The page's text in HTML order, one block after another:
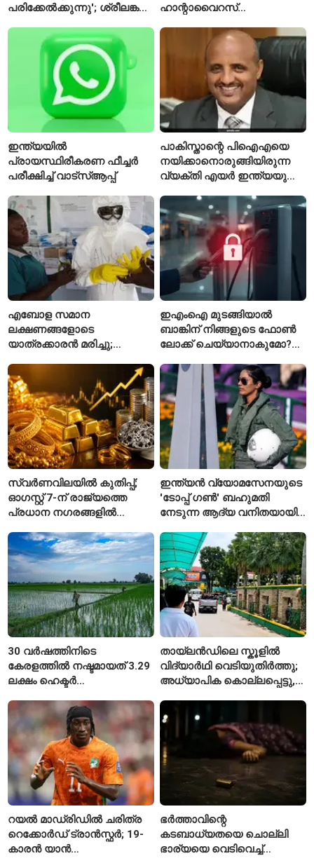
പരിക്കേൽക്കുന്നു'; ശ്രീലങ്കൻ
ടീമിനെ കുറിച്ച് മുൻതാരം
ഹാന്റാവൈറസ്
ഐസൊലേഷനിൽ
പ്രവേശിപ്പിച്ചു
ഇന്ത്യയിൽ
പ്രായസ്ഥിരീകരണ ഫീച്ചർ
പരീക്ഷിച്ച് വാട്‌സ്ആപ്പ്
പാകിസ്താന്റെ പിഐഎയെ
നയിക്കാനൊരുങ്ങിയിരുന്ന
വ്യക്തി എയർ ഇന്ത്യയുടെ
എബോള സമാന
ലക്ഷണങ്ങളോടെ
യാത്രക്കാരൻ മരിച്ചു;
യാത്രക്കാരെ
നിരീക്ഷണത്തിൽ
ഇഎംഐ മുടങ്ങിയാൽ
ബാങ്കിന് നിങ്ങളുടെ ഫോൺ
ലോക്ക് ചെയ്യാനാകുമോ?
ചട്ടങ്ങൾ ഇങ്ങനെ
സ്വർണവിലയിൽ കുതിപ്പ്;
ഓഗസ്റ്റ് 7-ന് രാജ്യത്തെ
പ്രധാന നഗരങ്ങളിൽ
ഇന്ത്യൻ വ്യോമസേനയുടെ
'ടോപ്പ് ഗൺ' ബഹുമതി
നേടുന്ന ആദ്യ വനിതയായി
30 വർഷത്തിനിടെ
കേരളത്തിൽ നഷ്ടമായത് 3.29
ലക്ഷം ഹെക്ടർ
തായ്‌ലൻഡിലെ സ്കൂളിൽ
വിദ്യാർഥി വെടിയുതിർത്തു;
അധ്യാപിക കൊല്ലപ്പെട്ടു,
റയൽ മാഡ്രിഡിൽ ചരിത്ര
റെക്കോർഡ് ട്രാൻസ്ഫർ; 19-
കാരൻ യാൻ
ഭർത്താവിന്റെ
കടബാധ്യതയെ ചൊല്ലി
ഭാര്യയെ വെടിവെച്ച്